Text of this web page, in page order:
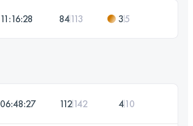
11:16:28 84113 35
06:48:27 112142 410